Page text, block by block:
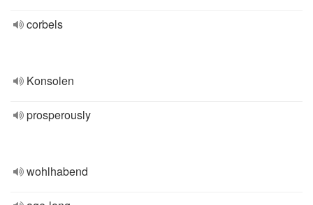
corbels
Konsolen
prosperously
wohlhabend